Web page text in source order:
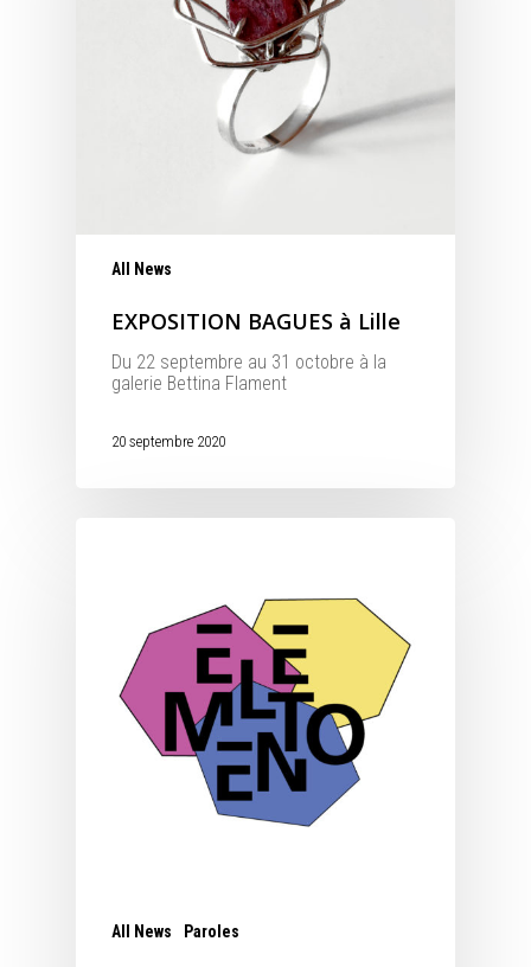
All News
EXPOSITION BAGUES à Lille
Du 22 septembre au 31 octobre à la
galerie Bettina Flament
20 septembre 2020
All News Paroles